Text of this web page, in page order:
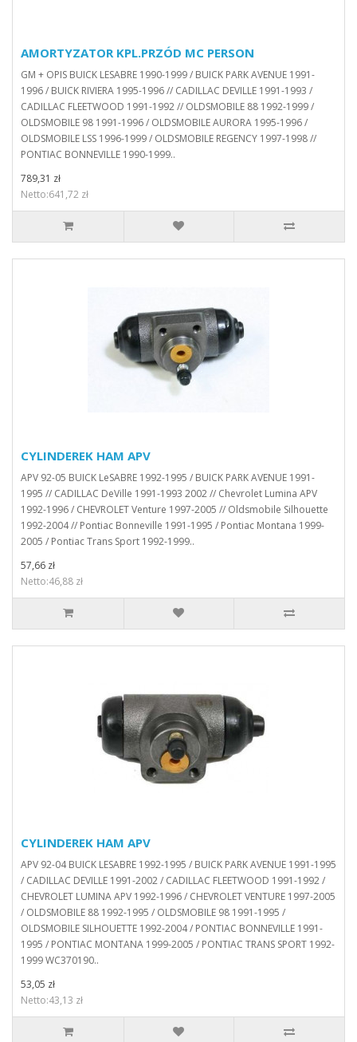
AMORTYZATOR KPL.PRZÓD MC PERSON
GM + OPIS BUICK LESABRE 1990-1999 / BUICK PARK AVENUE 1991-
1996 / BUICK RIVIERA 1995-1996 // CADILLAC DEVILLE 1991-1993 /
CADILLAC FLEETWOOD 1991-1992 // OLDSMOBILE 88 1992-1999 /
OLDSMOBILE 98 1991-1996 / OLDSMOBILE AURORA 1995-1996 /
OLDSMOBILE LSS 1996-1999 / OLDSMOBILE REGENCY 1997-1998 //
PONTIAC BONNEVILLE 1990-1999..
789,31 zł
Netto:641,72 zł
CYLINDEREK HAM APV
APV 92-05 BUICK LeSABRE 1992-1995 / BUICK PARK AVENUE 1991-
1995 // CADILLAC DeVille 1991-1993 2002 // Chevrolet Lumina APV
1992-1996 / CHEVROLET Venture 1997-2005 // Oldsmobile Silhouette
1992-2004 // Pontiac Bonneville 1991-1995 / Pontiac Montana 1999-
2005 / Pontiac Trans Sport 1992-1999..
57,66 zł
Netto:46,88 zł
CYLINDEREK HAM APV
APV 92-04 BUICK LESABRE 1992-1995 / BUICK PARK AVENUE 1991-1995
/ CADILLAC DEVILLE 1991-2002 / CADILLAC FLEETWOOD 1991-1992 /
CHEVROLET LUMINA APV 1992-1996 / CHEVROLET VENTURE 1997-2005
/ OLDSMOBILE 88 1992-1995 / OLDSMOBILE 98 1991-1995 /
OLDSMOBILE SILHOUETTE 1992-2004 / PONTIAC BONNEVILLE 1991-
1995 / PONTIAC MONTANA 1999-2005 / PONTIAC TRANS SPORT 1992-
1999 WC370190..
53,05 zł
Netto:43,13 zł